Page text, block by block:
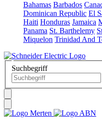
Bahamas Barbados
Dominican Republic El
Haiti Honduras Jamaica
Panama St. Barthelemy
Miquelon Trinidad And
Suchbegriff